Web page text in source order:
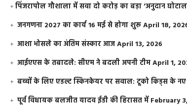
​पिंजरापोल गौशाला में सवा दो करोड़ का बड़ा ‘अनुदान
जनगणना 2027 का कार्य 16 मई से होगा शुरूApril 18,
आशा भोसले का अंतिम संस्कार आजApril 13, 2026
आईएएस के तबादले: सीएम ने बदली अपनी टीमApril 1,
बच्चों के लिए एडल्ट स्किनकेयर पर सवाल: टूको किड्स के
पूर्व विधायक बलजीत यादव ईडी की हिरासत में February